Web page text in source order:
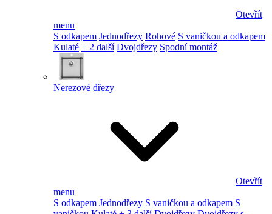
Otevřít
menu
S odkapem Jednodřezy Rohové S vaničkou a odkapem
Kulaté + 2 další Dvojdřezy Spodní montáž
Nerezové dřezy
Otevřít
menu
S odkapem Jednodřezy S vaničkou a odkapem S